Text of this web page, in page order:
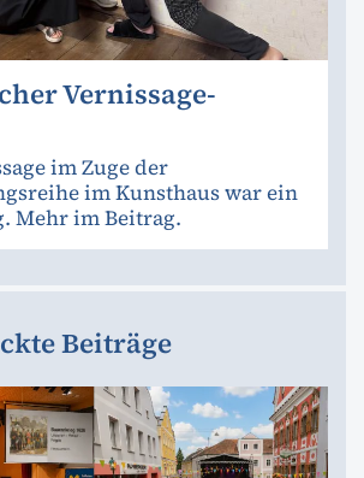
Vernissage-
im Zuge der
im Kunsthaus war ein
Mehr im Beitrag.
Beiträge